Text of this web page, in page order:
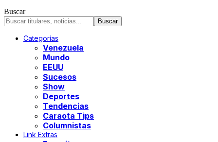
Buscar
Categorías
Venezuela
Mundo
EEUU
Sucesos
Show
Deportes
Tendencias
Caraota Tips
Columnistas
Link Extras